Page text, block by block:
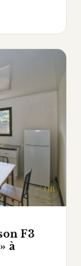
F3
à